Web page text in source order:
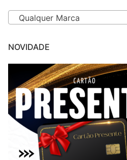
Qualquer Marca
NOVIDADE